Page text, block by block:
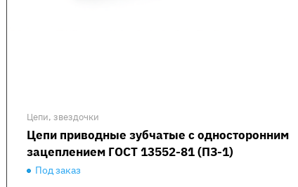
Цепи, звездочки
Цепи приводные зубчатые с односторонним
зацеплением ГОСТ 13552-81 (ПЗ-1)
Под заказ